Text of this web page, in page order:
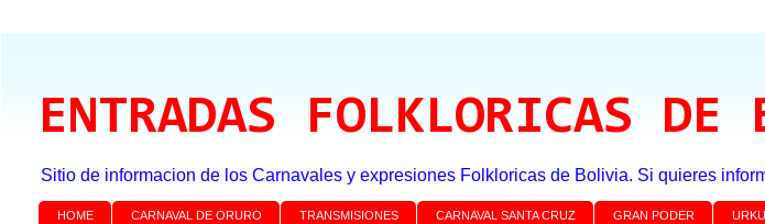
ENTRADAS FOLKLORICAS
Sitio de informacion de los Carnavales y expresiones Folkloricas de Bolivia. Si quieres
HOME CARNAVAL DE ORURO TRANSMISIONES CARNAVAL SANTA CRUZ GRAN PODER